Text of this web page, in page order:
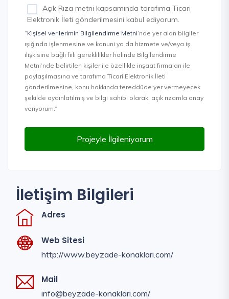
Açık Rıza metni kapsamında tarafıma Ticari
Elektronik İleti gönderilmesini kabul ediyorum.
“Kişisel verilerimin Bilgilendirme Metni’nde yer alan bilgiler
ışığında işlenmesine ve kanuni ya da hizmete ve/veya iş
ilişkisine bağlı fiili gereklilikler halinde Bilgilendirme
Metni’nde belirtilen kişiler ile özellikle inşaat firmaları ile
paylaşılmasına ve tarafıma Ticari Elektronik İleti
gönderilmesine, konu hakkında tereddüde yer vermeyecek
şekilde aydınlatılmış ve bilgi sahibi olarak, açık rızamla onay
veriyorum.”
Projeyle İlgileniyorum
İletişim Bilgileri
Adres
Web Sitesi
http://www.beyzade-konaklari.com/
Mail
info@beyzade-konaklari.com/